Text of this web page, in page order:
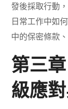
發後採取行動
日常工作中如
中的保密條款
第三
級應